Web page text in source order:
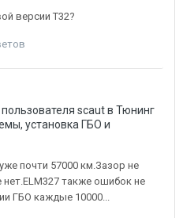
версии T32?
scautв Тюнинг
установка ГБО и
почти 57000 км.Зазор не
также ошибок не
ГБО каждые 10000...